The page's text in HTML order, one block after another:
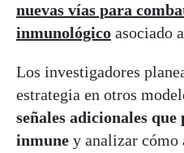
nuevas vías para
inmunológico asociado
Los investigadores
estrategia en otros
señales adicionales
inmune y analizar cómo